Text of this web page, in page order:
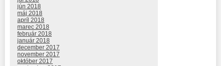
jún 2018
máj 2018
apríl 2018
marec 2018
február 2018
január 2018
december 2017
november 2017
október 2017